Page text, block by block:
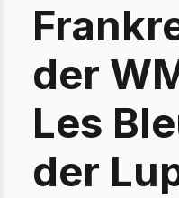
der
Les
der